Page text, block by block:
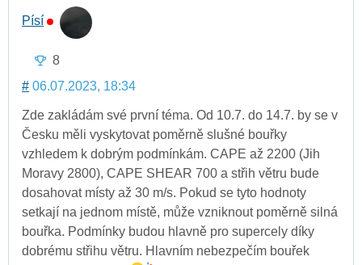
Písí
8
# 06.07.2023, 18:34
Zde zakládám své první téma. Od 10.7. do 14.7. by se v
Česku měli vyskytovat poměrně slušné bouřky
vzhledem k dobrým podmínkám. CAPE až 2200 (Jih
Moravy 2800), CAPE SHEAR 700 a střih větru bude
dosahovat místy až 30 m/s. Pokud se tyto hodnoty
setkají na jednom místě, může vzniknout poměrně silná
bouřka. Podmínky budou hlavně pro supercely díky
dobrému střihu větru. Hlavním nebezpečím bouřek